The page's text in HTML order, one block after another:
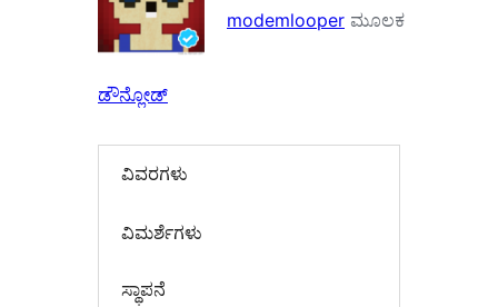
modemlooper ಮೂಲಕ
ಡೌನ್ಲೋಡ್
ವಿವರಗಳು
‍ವಿಮರ್ಶೆಗಳು‍
ಸ್ಥಾಪನೆ